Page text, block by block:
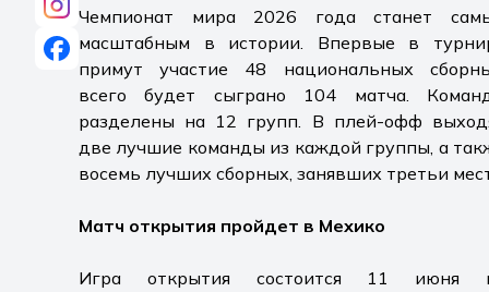
Чемпионат мира 2026 года станет
масштабным в истории. Впервые в
примут участие 48 национальных
всего будет сыграно 104 матча.
разделены на 12 групп. В плей-офф
две лучшие команды из каждой группы, а
восемь лучших сборных, занявших третьи
Матч открытия пройдет в Мехико
Игра открытия состоится 11 июня